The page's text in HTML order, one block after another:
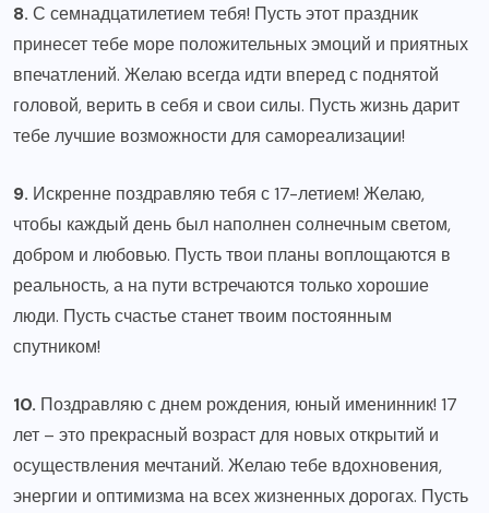
8. С семнадцатилетием тебя! Пусть этот праздник
принесет тебе море положительных эмоций и приятных
впечатлений. Желаю всегда идти вперед с поднятой
головой, верить в себя и свои силы. Пусть жизнь дарит
тебе лучшие возможности для самореализации!
9. Искренне поздравляю тебя с 17-летием! Желаю,
чтобы каждый день был наполнен солнечным светом,
добром и любовью. Пусть твои планы воплощаются в
реальность, а на пути встречаются только хорошие
люди. Пусть счастье станет твоим постоянным
спутником!
10. Поздравляю с днем рождения, юный именинник! 17
лет – это прекрасный возраст для новых открытий и
осуществления мечтаний. Желаю тебе вдохновения,
энергии и оптимизма на всех жизненных дорогах. Пусть